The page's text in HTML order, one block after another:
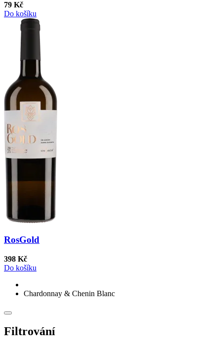
79 Kč
Do košíku
RosGold
398 Kč
Do košíku
Chardonnay & Chenin Blanc
Filtrování